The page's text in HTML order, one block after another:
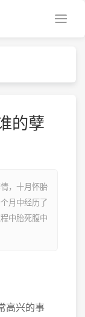
的孽
，十月怀胎
月中经历了
中胎死腹中
高兴的事